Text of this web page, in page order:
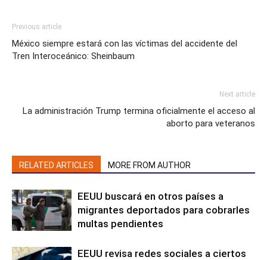
Previous article
México siempre estará con las víctimas del accidente del
Tren Interoceánico: Sheinbaum
Next article
La administración Trump termina oficialmente el acceso al
aborto para veteranos
RELATED ARTICLES MORE FROM AUTHOR
EEUU buscará en otros países a
migrantes deportados para cobrarles
multas pendientes
EEUU revisa redes sociales a ciertos